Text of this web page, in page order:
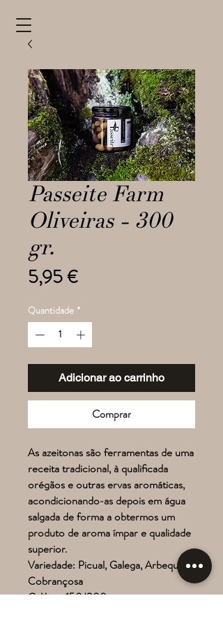
Passeite Farm
Oliveiras - 300
gr.
5,95 €Preço
Quantidade *
Adicionar ao carrinho
Comprar
As azeitonas são ferramentas de uma
receita tradicional, à qualificada
orégãos e outras ervas aromáticas,
acondicionando-as depois em água
salgada de forma a obtermos um
produto de aroma ímpar e qualidade
superior.
Variedade: Picual, Galega, Arbequina,
Cobrançosa
Calibre:150/300